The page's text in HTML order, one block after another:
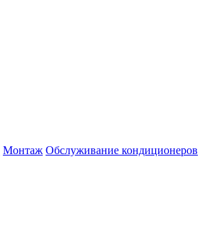
Монтаж Обслуживание кондиционеров